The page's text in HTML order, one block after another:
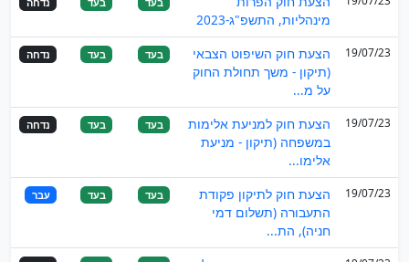
מינהליות, התשפ"ג-2023
19/07/23
הצעת חוק השיפוט הצבאי
(תיקון - משך תחולת החוק
על מ...
בעד בעד נדחה
19/07/23
הצעת חוק למניעת אלימות
במשפחה (תיקון - מניעת
אלימו...
בעד בעד נדחה
19/07/23
הצעת חוק לתיקון פקודת
התעבורה (תשלום דמי
חניה), הת...
בעד בעד עבר